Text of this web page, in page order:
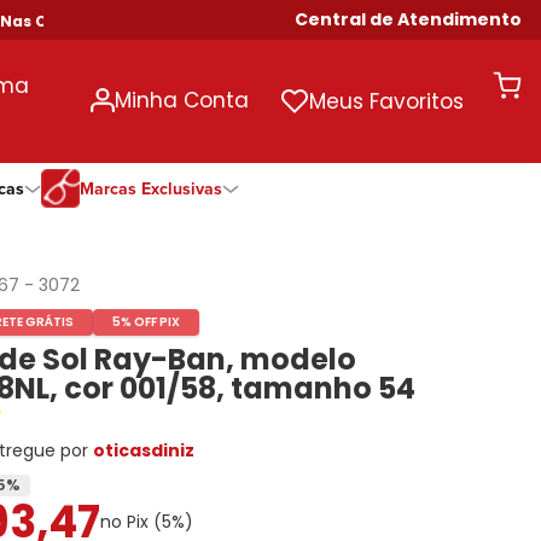
Acima de R$ 699! Central de Atendimento
Minha Conta Meus Favoritos
Hit
DNZ
Ono
Todas Exclusivas
Hit
DNZ
Ono
Todas Exclusivas
Mensal
Anual
Todas as Durações
Dii Collection
Hit
Ono
Marcas Exclusivas
-3072
GRÁTIS 5% OFF PIX
Sol Ray-Ban, modelo
cor 001/58, tamanho 54
por oticasdiniz
%
,47no Pix (5%)